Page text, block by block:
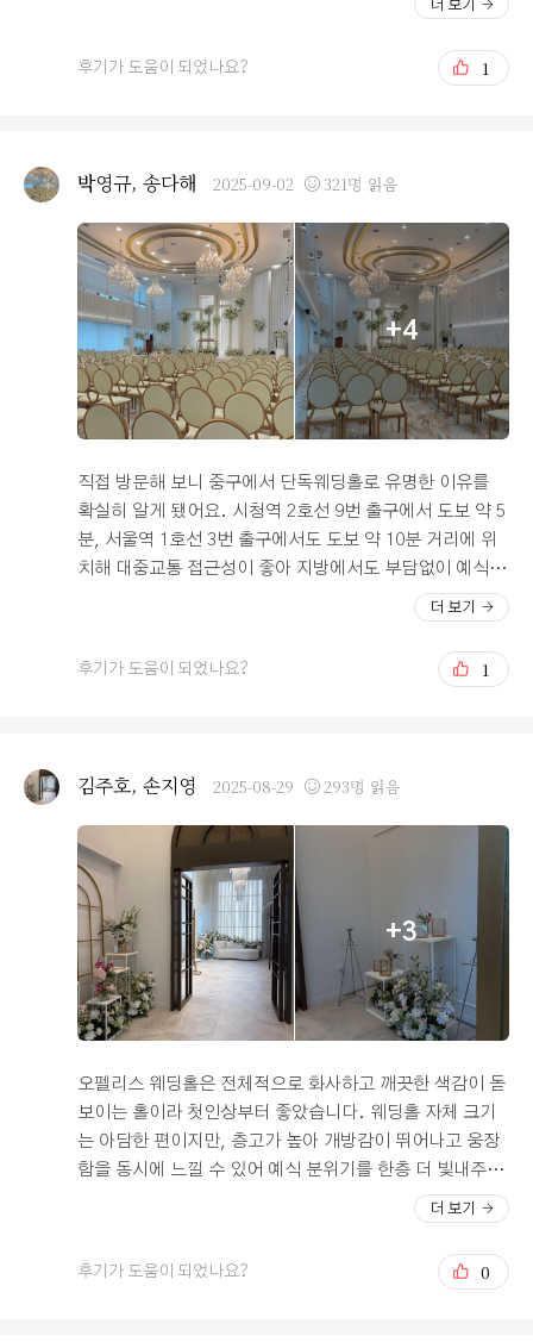
원 모두 그 쪽의 웨딩홀보다 오펠리스 웨딩홀의 뷔페가 괜
찮다고 그러더라구요. 물론 저도 같은 의견입니다. 제가 기
억력이 없어서 대충 생각나는 대로 쓰자면! 오펠리스 웨딩
요. 이미 계약은 했고 시식은 결혼식 한달전쯤 진행하게 되
는데 맛이 있든 없든 어쩌겠습니까 이미 계약을 했고 취소
할 수도 없는데... 그래서 별 기대없이 시식을 하게 되었는
데 음식이 아주 마음에 들었습니다. 뷔페가 별로면 어쩌나
하는 불안함이 사라졌어요. 제가 제일 중요하게 생각하는
건 음식이거든요. 최소한 여기 뷔페 별로라는 소리는 절대
들을 일 없을 것 같아요.
는 위치가 딱 좋아서 계약하게되었어요! 대부분 오펠리스
를 선택하시는 예비부부님들이 많다고 생각해요! 그리고 2
5.8. 새롭게 리뉴얼도해서 좀더 핑크핑크하고 더 밝아진
에 조감도도 나오고 인스타로는 계속해서 리모델링한 홀을
보여주셔서 너무 밝아진것에 만족합니다ㅎㅎ 다들 밝은홀
로망이 있으신 분들이 선택하실것같은데 아직 시식을 안했
지만 ! 얼른 리모델링된 오펠리스에가서 시식하고 후기 또
남기고 싶어요~ ㅎㅎㅎ잘모르는게 많아서 상담실장님께
많은 질문드렸었는데 언제나 친절하시고 잘응대해주셔서
감사했어요~ㅎㅎ 이제 곧 결혼식하면 큰 숙제같은일이 끝
나는데 ㅎㅎ 한편으론 시원섭섭할것같아요ㅎㅎ 네이버 저
의 블로그에도 후기 남겼어서 관심있으신 분들은 블로그로
naver.com/ddw2451/223996465951
더 보기
후기가 도움이 되었나요? 1
박영규, 송다해 2025-09-02 321명 읽음
+4
직접 방문해 보니 중구에서 단독웨딩홀로 유명한 이유를
확실히 알게 됐어요. 시청역 2호선 9번 출구에서 도보 약 5
분, 서울역 1호선 3번 출구에서도 도보 약 10분 거리에 위
치해 대중교통 접근성이 좋아 지방에서도 부담없이 예식을
보러 올 수 있고, 건물 1층에도 여러 카페가 있어 결혼식 전
후 대기모임 등의 공간으로 활용하기 좋을 거 같아요. 웨딩
홀 건물은 사무실이 밀집 돼 있어 주말에 한적하고, 엘리베
이터도 4대라 많은 하객 동선에도 혼잡하지 않을거 같아 불
뉴얼 된 인테리어 또한 깔끔하고 군더더기 없는 공간이었
어요. 웨딩홀과 연회장 모두 통창 설계로 서울 도심의 멋진
전망을 감상하기에 좋을 듯 합니다. 신부대기실은 여태 방
문해 본 웨딩홀 통틀어 제일 넓직했어요. 예식을 기다리면
서 신부친구들과 지인, 가족분들이 충분히 계실 수 있는 공
간이고 꽃장식도 화려해 사진촬영 하기 좋을 듯 하더라고
요. 그리고 제일 중요한 연회장은 홀과 같은 층에 있어 이
동이 편했고 장소를 찾아 우왕좌왕 할 일이 없을 거 같았어
요. 시식결과 음식종류와 가짓수도 많고 어느 하나 뒤쳐지
도 만족하신다는 말씀이었습니다. 예식 당일이 점점 기대
가 되는 중이에요. 탈없이 예쁘게 예식 얼른 하고 싶어요.
더 보기
후기가 도움이 되었나요? 1
김주호, 손지영 2025-08-29 293명 읽음
+3
오펠리스 웨딩홀은 전체적으로 화사하고 깨끗한 색감이 돋
보이는 홀이라 첫인상부터 좋았습니다. 웨딩홀 자체 크기
는 아담한 편이지만, 층고가 높아 개방감이 뛰어나고 웅장
함을 동시에 느낄 수 있어 예식 분위기를 한층 더 빛내주는
것 같았습니다. 특히 로비에 들어서자마자 보이는 대형 현
수막이 포인트처럼 걸려 있어 웨딩홀의 고급스러운 분위기
를 더해주었는데, 이 부분이 개인적으로 굉장히 마음에 들
더 보기
후기가 도움이 되었나요? 0